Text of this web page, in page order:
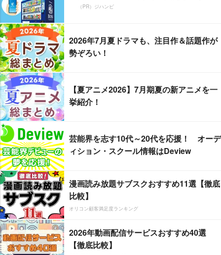
（PR）ジハンピ
2026年7月夏ドラマも、注目作＆話題作が
勢ぞろい！
【夏アニメ2026】7月期夏の新アニメを一
挙紹介！
芸能界を志す10代～20代を応援！ オーデ
ィション・スクール情報はDeview
漫画読み放題サブスクおすすめ11選【徹底
比較】
オリコン顧客満足度ランキング
2026年動画配信サービスおすすめ40選
【徹底比較】